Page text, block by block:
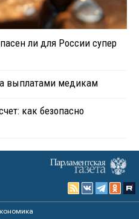
ли для России супер
выплатами медикам
как безопасно